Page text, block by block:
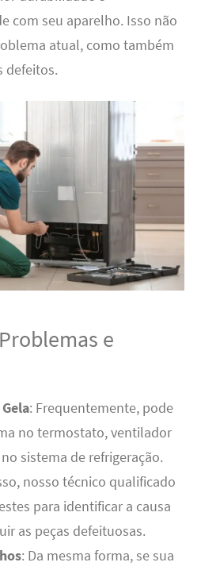
com seu aparelho. Isso não
atual, como também
defeitos.
e
: Frequentemente, pode
no termostato, ventilador
sistema de refrigeração.
nosso técnico qualificado
para identificar a causa
as peças defeituosas.
: Da mesma forma, se sua